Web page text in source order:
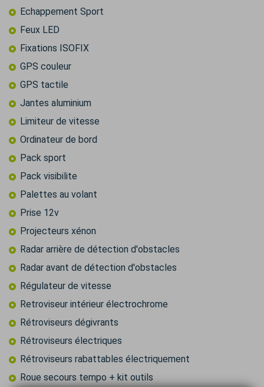
Echappement Sport
Feux LED
Fixations ISOFIX
GPS couleur
GPS tactile
Jantes aluminium
Limiteur de vitesse
Ordinateur de bord
Pack sport
Pack visibilite
Palettes au volant
Prise 12v
Projecteurs xénon
Radar arrière de détection d'obstacles
Radar avant de détection d'obstacles
Régulateur de vitesse
Retroviseur intérieur électrochrome
Rétroviseurs dégivrants
Rétroviseurs électriques
Rétroviseurs rabattables électriquement
Roue secours tempo + kit outils